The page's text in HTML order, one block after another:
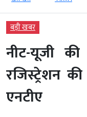
बड़ी खबर
नीट-यूजी की
रजिस्ट्रेशन
एनटीए